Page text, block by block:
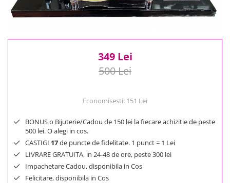
Cu video
Pret
349 Lei
500 Lei
Economisesti: 151 Lei
BONUS o Bijuterie/Cadou de 150 lei la fiecare achizitie de peste
500 lei. O alegi in cos.
CASTIGI 17de puncte de fidelitate. 1 punct = 1 Lei
LIVRARE GRATUITA, in 24-48 de ore, peste 300 lei
Impachetare Cadou, disponibila in Cos
Felicitare, disponibila in Cos